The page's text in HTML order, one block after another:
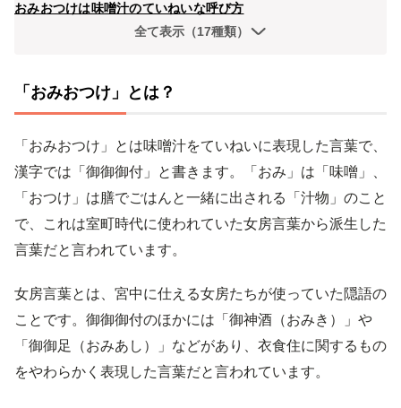
おみおつけは味噌汁のていねいな呼び方
全て表示（17種類）
「おみおつけ」とは？
「おみおつけ」とは味噌汁をていねいに表現した言葉で、
漢字では「御御御付」と書きます。「おみ」は「味噌」、
「おつけ」は膳でごはんと一緒に出される「汁物」のこと
で、これは室町時代に使われていた女房言葉から派生した
言葉だと言われています。
女房言葉とは、宮中に仕える女房たちが使っていた隠語の
ことです。御御御付のほかには「御神酒（おみき）」や
「御御足（おみあし）」などがあり、衣食住に関するもの
をやわらかく表現した言葉だと言われています。